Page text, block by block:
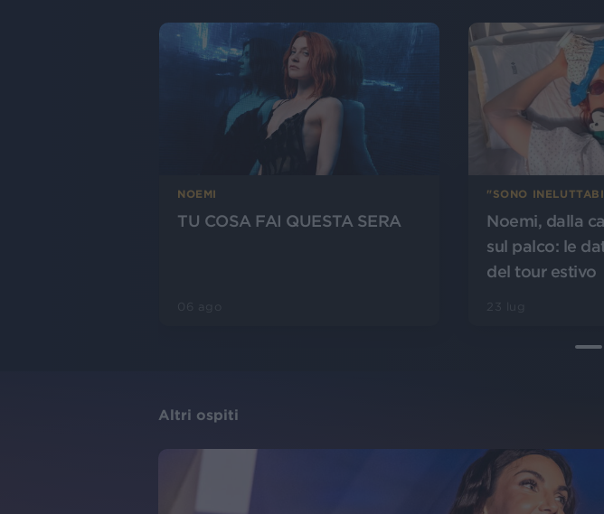
NOEMI
TU COSA FAI QUESTA SERA
"SONO
Noemi, dalla
sul palco: le
del tour estivo
Altri ospiti